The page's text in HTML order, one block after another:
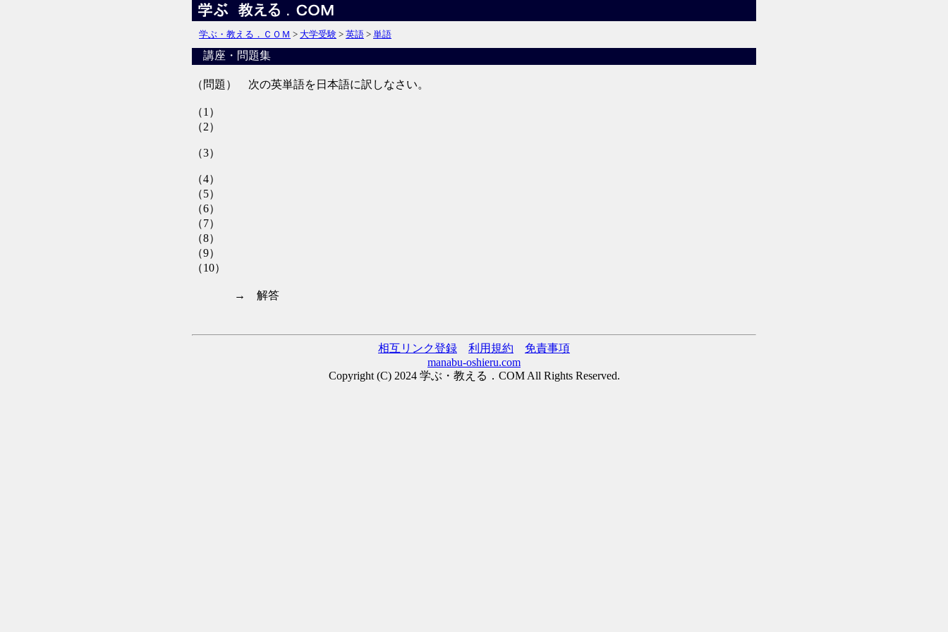
学ぶ・教える．ＣＯＭ > 大学受験 > 英語 > 単語
講座・問題集
（問題） 次の英単語を日本語に訳しなさい。
（1）
（2）
（3）
（4）
（5）
（6）
（7）
（8）
（9）
（10）
→ 解答
相互リンク登録 利用規約
免責事項
manabu-oshieru.com
Copyright (C) 2024 学ぶ・教える．COM All Rights Reserved.